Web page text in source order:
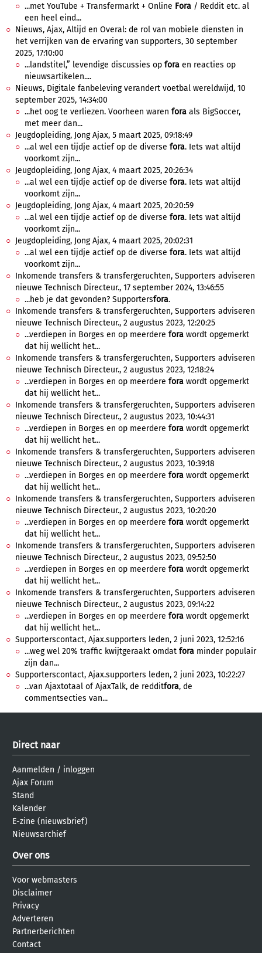
...met YouTube + Transfermarkt + Online Fora / Reddit etc. al
een heel eind...
Nieuws, Ajax, Altijd en Overal: de rol van mobiele diensten in
het verrijken van de ervaring van supporters, 30 september
2025, 17:10:00
...landstitel,” levendige discussies op fora en reacties op
nieuwsartikelen....
Nieuws, Digitale fanbeleving verandert voetbal wereldwijd, 10
september 2025, 14:34:00
...het oog te verliezen. Voorheen waren fora als BigSoccer,
met meer dan...
Jeugdopleiding, Jong Ajax, 5 maart 2025, 09:18:49
...al wel een tijdje actief op de diverse fora. Iets wat altijd
voorkomt zijn...
Jeugdopleiding, Jong Ajax, 4 maart 2025, 20:26:34
...al wel een tijdje actief op de diverse fora. Iets wat altijd
voorkomt zijn...
Jeugdopleiding, Jong Ajax, 4 maart 2025, 20:20:59
...al wel een tijdje actief op de diverse fora. Iets wat altijd
voorkomt zijn...
Jeugdopleiding, Jong Ajax, 4 maart 2025, 20:02:31
...al wel een tijdje actief op de diverse fora. Iets wat altijd
voorkomt zijn...
Inkomende transfers & transfergeruchten, Supporters adviseren
nieuwe Technisch Directeur., 17 september 2024, 13:46:55
...heb je dat gevonden? Supportersfora.
Inkomende transfers & transfergeruchten, Supporters adviseren
nieuwe Technisch Directeur., 2 augustus 2023, 12:20:25
...verdiepen in Borges en op meerdere fora wordt opgemerkt
dat hij wellicht het...
Inkomende transfers & transfergeruchten, Supporters adviseren
nieuwe Technisch Directeur., 2 augustus 2023, 12:18:24
...verdiepen in Borges en op meerdere fora wordt opgemerkt
dat hij wellicht het...
Inkomende transfers & transfergeruchten, Supporters adviseren
nieuwe Technisch Directeur., 2 augustus 2023, 10:44:31
...verdiepen in Borges en op meerdere fora wordt opgemerkt
dat hij wellicht het...
Inkomende transfers & transfergeruchten, Supporters adviseren
nieuwe Technisch Directeur., 2 augustus 2023, 10:39:18
...verdiepen in Borges en op meerdere fora wordt opgemerkt
dat hij wellicht het...
Inkomende transfers & transfergeruchten, Supporters adviseren
nieuwe Technisch Directeur., 2 augustus 2023, 10:20:20
...verdiepen in Borges en op meerdere fora wordt opgemerkt
dat hij wellicht het...
Inkomende transfers & transfergeruchten, Supporters adviseren
nieuwe Technisch Directeur., 2 augustus 2023, 09:52:50
...verdiepen in Borges en op meerdere fora wordt opgemerkt
dat hij wellicht het...
Inkomende transfers & transfergeruchten, Supporters adviseren
nieuwe Technisch Directeur., 2 augustus 2023, 09:14:22
...verdiepen in Borges en op meerdere fora wordt opgemerkt
dat hij wellicht het...
Supporterscontact, Ajax.supporters leden, 2 juni 2023, 12:52:16
...weg wel 20% traffic kwijtgeraakt omdat fora minder populair
zijn dan...
Supporterscontact, Ajax.supporters leden, 2 juni 2023, 10:22:27
...van Ajaxtotaal of AjaxTalk, de redditfora, de
commentsecties van...
Direct naar
Aanmelden / inloggen
Ajax Forum
Stand
Kalender
E-zine (nieuwsbrief)
Nieuwsarchief
Over ons
Voor webmasters
Disclaimer
Privacy
Adverteren
Partnerberichten
Contact